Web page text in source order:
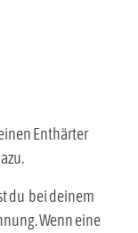
Enthärter
du bei deinem
Wenn eine